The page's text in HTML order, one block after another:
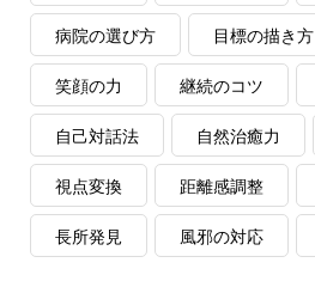
病院の選び方 目標の描き方
笑顔の力 継続のコツ
自己対話法 自然治癒力
視点変換 距離感調整
長所発見 風邪の対応